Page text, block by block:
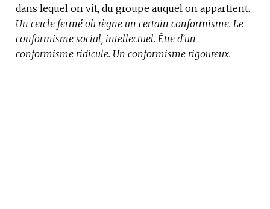
dans lequel on vit, du groupe auquel on appartient.
Un cercle fermé où règne un certain conformisme. Le
conformisme social, intellectuel. Être d’un
conformisme ridicule. Un conformisme rigoureux.